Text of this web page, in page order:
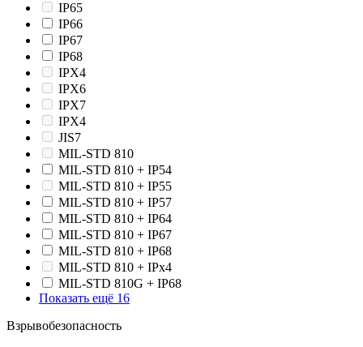
IP65
IP66
IP67
IP68
IPX4
IPX6
IPX7
IPХ4
JIS7
MIL-STD 810
MIL-STD 810 + IP54
MIL-STD 810 + IP55
MIL-STD 810 + IP57
MIL-STD 810 + IP64
MIL-STD 810 + IP67
MIL-STD 810 + IP68
MIL-STD 810 + IPx4
MIL-STD 810G + IP68
Показать ещё 16
Взрывобезопасность